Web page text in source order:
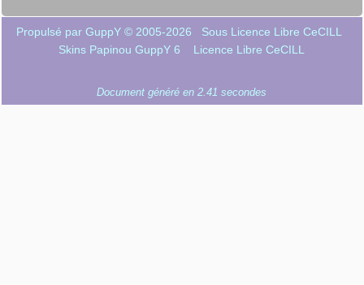
Propulsé par GuppY © 2005-2026
Sous Licence Libre CeCILL
Skins Papinou GuppY 6
Licence Libre CeCILL
Document généré en 2.41 secondes